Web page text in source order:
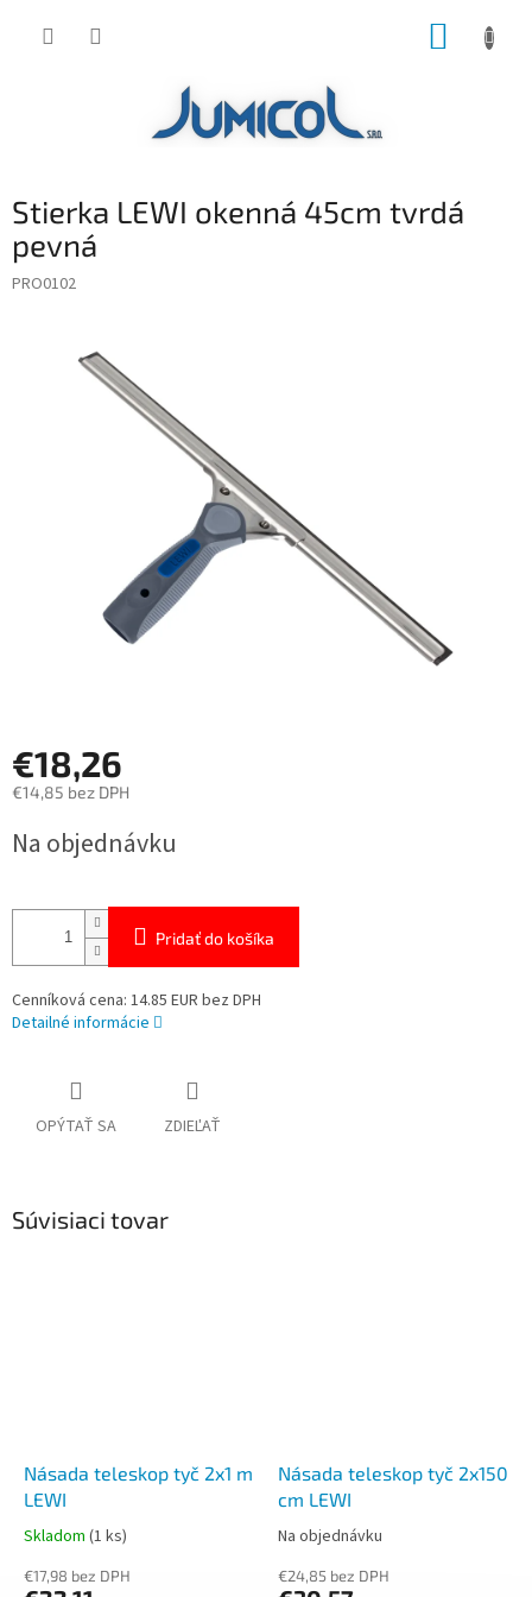
Stierka LEWI okenná 45cm tvrdá
pevná
PRO0102
€18,26
€14,85 bez DPH
cena:
Na objednávku
Pridať do košíka
Cenníková cena: 14.85 EUR bez DPH
Detailné informácie
OPÝTAŤ SA ZDIEĽAŤ
Súvisiaci tovar
Násada teleskop tyč 2x1 m
LEWI
Skladom (1 ks)
€17,98 bez DPH
Násada teleskop tyč 2x150
cm LEWI
Na objednávku
€24,85 bez DPH